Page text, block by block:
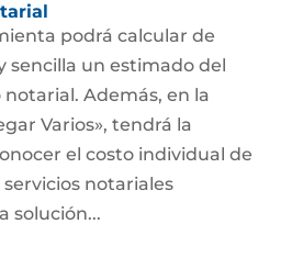
podrá calcular de
sencilla un estimado del
Además, en la
Varios», tendrá la
el costo individual de
notariales
solución...